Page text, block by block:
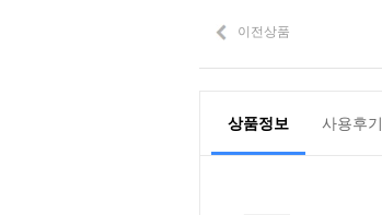
이전상품
상품정보 사용후기